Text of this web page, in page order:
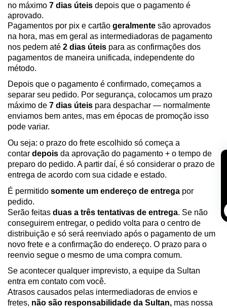
no máximo 7 dias úteis depois que o pagamento é
aprovado.
Pagamentos por pix e cartão geralmente são aprovados
na hora, mas em geral as intermediadoras de pagamento
nos pedem até 2 dias úteis para as confirmações dos
pagamentos de maneira unificada, independente do
método.
Depois que o pagamento é confirmado, começamos a
separar seu pedido. Por segurança, colocamos um prazo
máximo de 7 dias úteis para despachar — normalmente
enviamos bem antes, mas em épocas de promoção isso
pode variar.
Ou seja: o prazo do frete escolhido só começa a
contar depois da aprovação do pagamento + o tempo de
preparo do pedido. A partir daí, é só considerar o prazo de
entrega de acordo com sua cidade e estado.
É permitido somente um endereço de entrega por
pedido.
Serão feitas duas a três tentativas de entrega. Se não
conseguirem entregar, o pedido volta para o centro de
distribuição e só será reenviado após o pagamento de um
novo frete e a confirmação do endereço. O prazo para o
reenvio segue o mesmo de uma compra comum.
Se acontecer qualquer imprevisto, a equipe da Sultan
entra em contato com você.
Atrasos causados pelas intermediadoras de envios e
fretes, não são responsabilidade da Sultan, mas nossa